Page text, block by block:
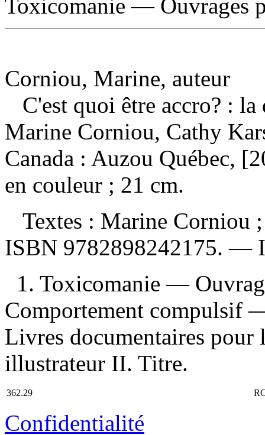
Toxicomanie — Ouvrages
Corniou, Marine, auteur
C'est quoi être accro? :
Marine Corniou, Cathy
Canada : Auzou Québec,
en couleur ; 21 cm.
Textes : Marine Corniou
ISBN 9782898242175. —
1. Toxicomanie —
Comportement compulsif
Livres documentaires pour
illustrateur II. Titre.
362.29
Confidentialité